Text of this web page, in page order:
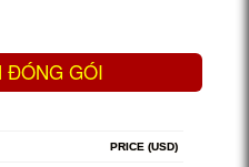
ĐÓNG GÓI
PRICE (USD)